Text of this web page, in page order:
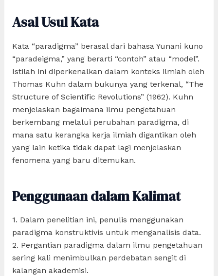
Asal Usul Kata
Kata “paradigma” berasal dari bahasa Yunani kuno
“paradeigma,” yang berarti “contoh” atau “model”.
Istilah ini diperkenalkan dalam konteks ilmiah oleh
Thomas Kuhn dalam bukunya yang terkenal, “The
Structure of Scientific Revolutions” (1962). Kuhn
menjelaskan bagaimana ilmu pengetahuan
berkembang melalui perubahan paradigma, di
mana satu kerangka kerja ilmiah digantikan oleh
yang lain ketika tidak dapat lagi menjelaskan
fenomena yang baru ditemukan.
Penggunaan dalam Kalimat
1. Dalam penelitian ini, penulis menggunakan
paradigma konstruktivis untuk menganalisis data.
2. Pergantian paradigma dalam ilmu pengetahuan
sering kali menimbulkan perdebatan sengit di
kalangan akademisi.